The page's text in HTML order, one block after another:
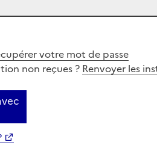
votre mot de passe
non reçues ? Renvoyer les